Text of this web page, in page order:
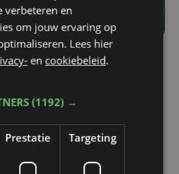
| 21:30
vechtpartij, is na
verbeteren en
om jouw ervaring op
Lees hier
en cookiebeleid.
(1192) →
Prestatie Targeting